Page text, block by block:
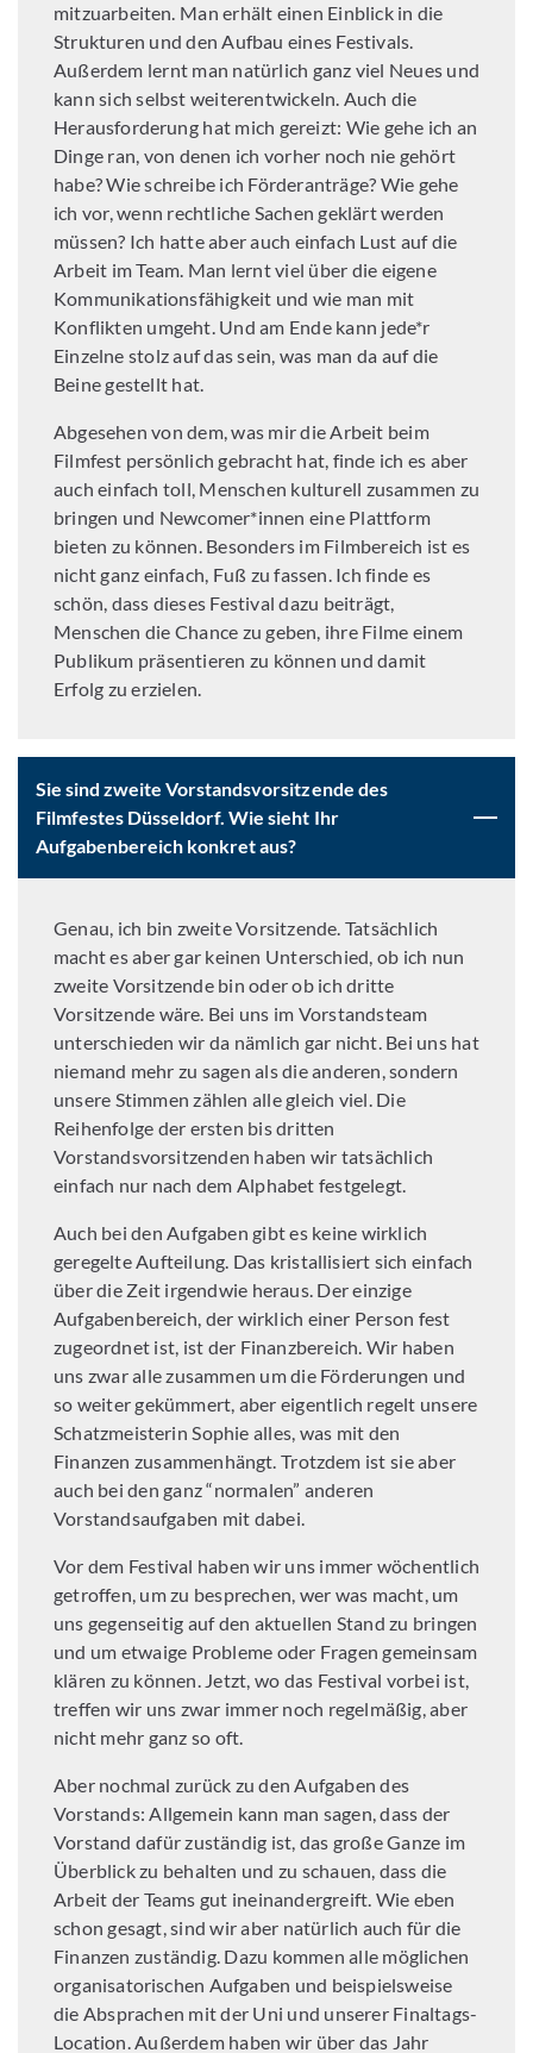
mitzuarbeiten. Man erhält einen Einblick in die
Strukturen und den Aufbau eines Festivals.
Außerdem lernt man natürlich ganz viel Neues und
kann sich selbst weiterentwickeln. Auch die
Herausforderung hat mich gereizt: Wie gehe ich an
Dinge ran, von denen ich vorher noch nie gehört
habe? Wie schreibe ich Förderanträge? Wie gehe
ich vor, wenn rechtliche Sachen geklärt werden
müssen? Ich hatte aber auch einfach Lust auf die
Arbeit im Team. Man lernt viel über die eigene
Kommunikationsfähigkeit und wie man mit
Konflikten umgeht. Und am Ende kann jede*r
Einzelne stolz auf das sein, was man da auf die
Beine gestellt hat.
Abgesehen von dem, was mir die Arbeit beim
Filmfest persönlich gebracht hat, finde ich es aber
auch einfach toll, Menschen kulturell zusammen zu
bringen und Newcomer*innen eine Plattform
bieten zu können. Besonders im Filmbereich ist es
nicht ganz einfach, Fuß zu fassen. Ich finde es
schön, dass dieses Festival dazu beiträgt,
Menschen die Chance zu geben, ihre Filme einem
Publikum präsentieren zu können und damit
Erfolg zu erzielen.
Sie sind zweite Vorstandsvorsitzende des
Filmfestes Düsseldorf. Wie sieht Ihr
Aufgabenbereich konkret aus?
Genau, ich bin zweite Vorsitzende. Tatsächlich
macht es aber gar keinen Unterschied, ob ich nun
zweite Vorsitzende bin oder ob ich dritte
Vorsitzende wäre. Bei uns im Vorstandsteam
unterschieden wir da nämlich gar nicht. Bei uns hat
niemand mehr zu sagen als die anderen, sondern
unsere Stimmen zählen alle gleich viel. Die
Reihenfolge der ersten bis dritten
Vorstandsvorsitzenden haben wir tatsächlich
einfach nur nach dem Alphabet festgelegt.
Auch bei den Aufgaben gibt es keine wirklich
geregelte Aufteilung. Das kristallisiert sich einfach
über die Zeit irgendwie heraus. Der einzige
Aufgabenbereich, der wirklich einer Person fest
zugeordnet ist, ist der Finanzbereich. Wir haben
uns zwar alle zusammen um die Förderungen und
so weiter gekümmert, aber eigentlich regelt unsere
Schatzmeisterin Sophie alles, was mit den
Finanzen zusammenhängt. Trotzdem ist sie aber
auch bei den ganz “normalen” anderen
Vorstandsaufgaben mit dabei.
Vor dem Festival haben wir uns immer wöchentlich
getroffen, um zu besprechen, wer was macht, um
uns gegenseitig auf den aktuellen Stand zu bringen
und um etwaige Probleme oder Fragen gemeinsam
klären zu können. Jetzt, wo das Festival vorbei ist,
treffen wir uns zwar immer noch regelmäßig, aber
nicht mehr ganz so oft.
Aber nochmal zurück zu den Aufgaben des
Vorstands: Allgemein kann man sagen, dass der
Vorstand dafür zuständig ist, das große Ganze im
Überblick zu behalten und zu schauen, dass die
Arbeit der Teams gut ineinandergreift. Wie eben
schon gesagt, sind wir aber natürlich auch für die
Finanzen zuständig. Dazu kommen alle möglichen
organisatorischen Aufgaben und beispielsweise
die Absprachen mit der Uni und unserer Finaltags-
Location. Außerdem haben wir über das Jahr